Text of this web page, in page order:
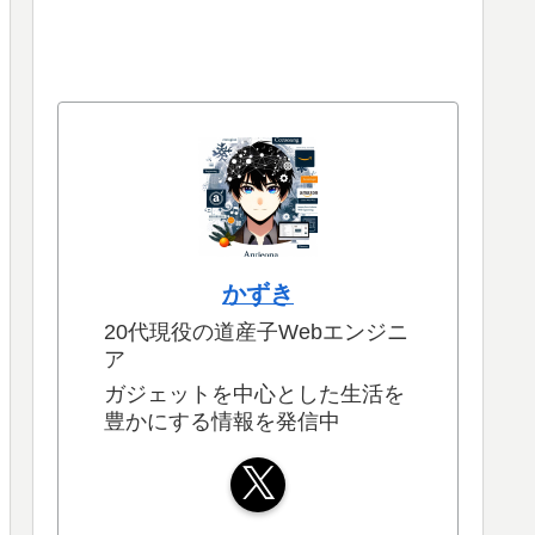
かずき
20代現役の道産子Webエンジニ
ア
ガジェットを中心とした生活を
豊かにする情報を発信中